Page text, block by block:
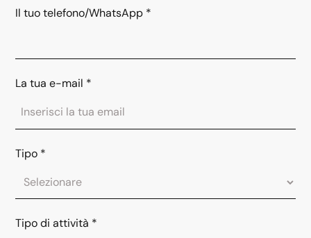
Il tuo telefono/WhatsApp *
La tua e-mail *
Tipo *
Tipo di attività *